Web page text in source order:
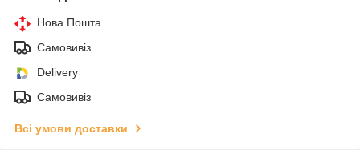
Нова Пошта
Самовивіз
Delivery
Самовивіз
Всі умови доставки